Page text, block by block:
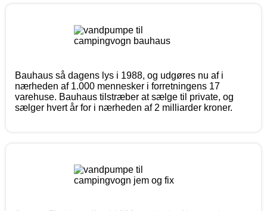
Bauhaus så dagens lys i 1988, og udgøres nu af i
nærheden af 1.000 mennesker i forretningens 17
varehuse. Bauhaus tilstræber at sælge til private, og
sælger hvert år for i nærheden af 2 milliarder kroner.